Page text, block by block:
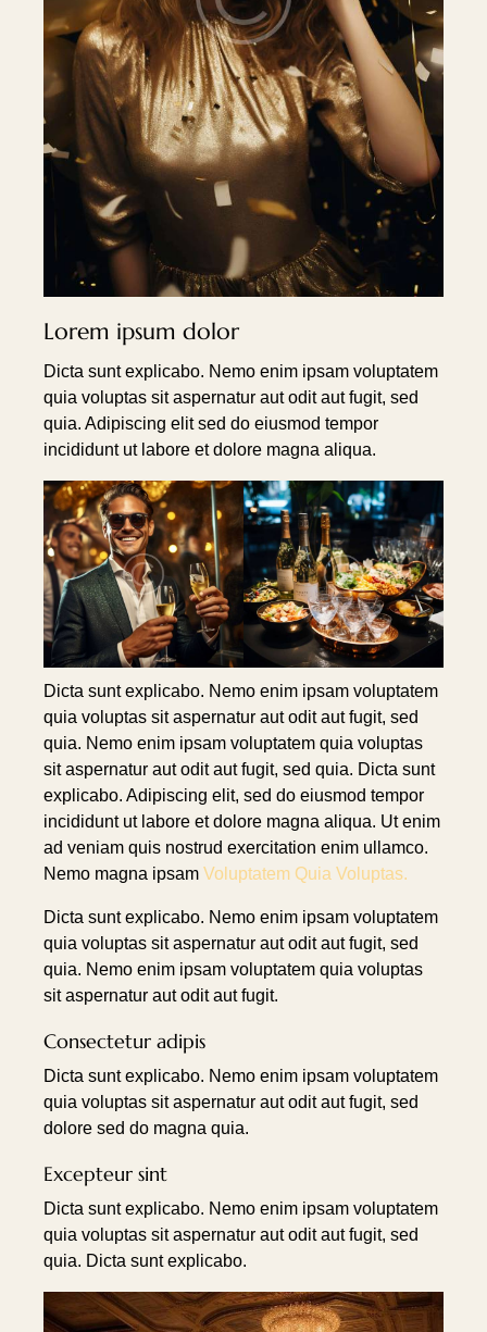
Lorem ipsum dolor
Dicta sunt explicabo. Nemo enim ipsam voluptatem
quia voluptas sit aspernatur aut odit aut fugit, sed
quia. Adipiscing elit sed do eiusmod tempor
incididunt ut labore et dolore magna aliqua.
Dicta sunt explicabo. Nemo enim ipsam voluptatem
quia voluptas sit aspernatur aut odit aut fugit, sed
quia. Nemo enim ipsam voluptatem quia voluptas
sit aspernatur aut odit aut fugit, sed quia. Dicta sunt
explicabo. Adipiscing elit, sed do eiusmod tempor
incididunt ut labore et dolore magna aliqua. Ut enim
ad veniam quis nostrud exercitation enim ullamco.
Nemo magna ipsam Voluptatem Quia Voluptas.
Dicta sunt explicabo. Nemo enim ipsam voluptatem
quia voluptas sit aspernatur aut odit aut fugit, sed
quia. Nemo enim ipsam voluptatem quia voluptas
sit aspernatur aut odit aut fugit.
Consectetur adipis
Dicta sunt explicabo. Nemo enim ipsam voluptatem
quia voluptas sit aspernatur aut odit aut fugit, sed
dolore sed do magna quia.
Excepteur sint
Dicta sunt explicabo. Nemo enim ipsam voluptatem
quia voluptas sit aspernatur aut odit aut fugit, sed
quia. Dicta sunt explicabo.